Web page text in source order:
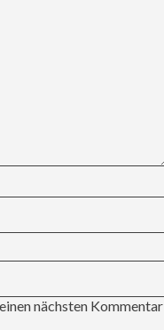
nächsten Kommentar